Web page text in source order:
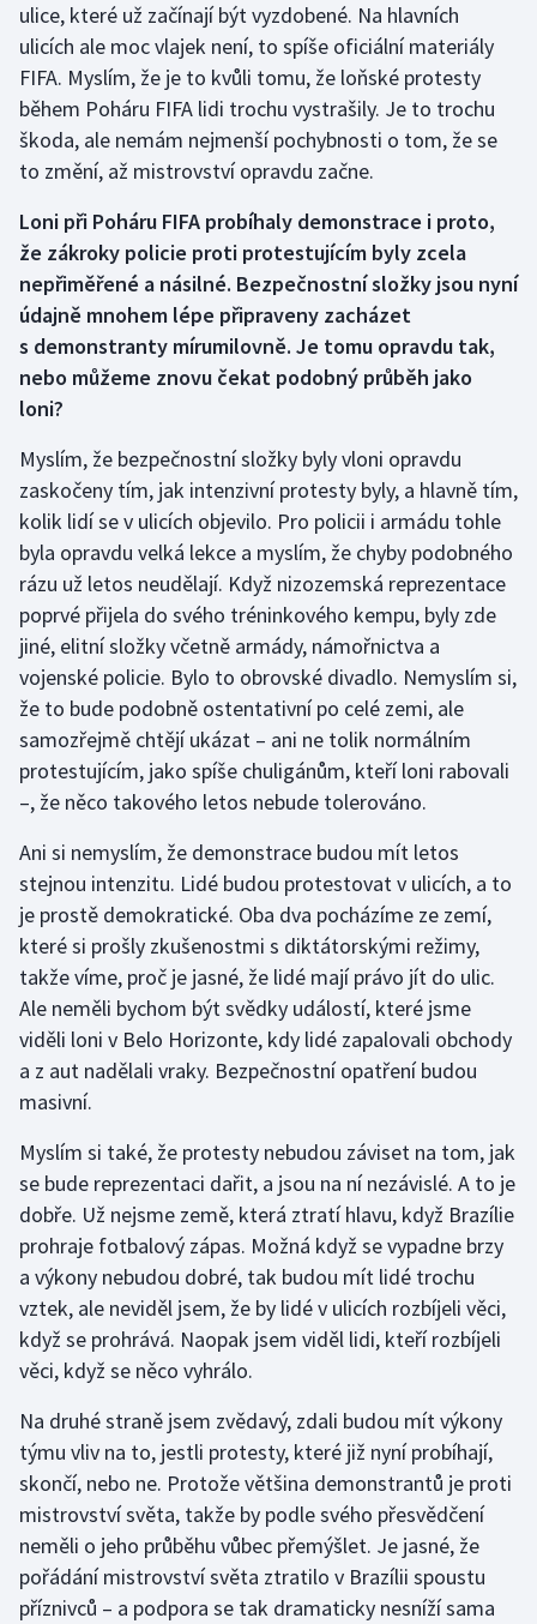
Lezení
Lyže a snowboard
Moderní pětiboj
Motorsport
Olympijské hry
Parasport
Plavání
Plážový volejbal
Ragby
Rychlobruslení
Rychlostní kanoistika
Short track
Sportovní střelba
Stolní tenis
Triatlon
Veslování
Vodní slalom
Volejbal
Ostatní
ulice, které už začínají být vyzdobené. Na hlavních
ulicích ale moc vlajek není, to spíše oficiální materiály
FIFA. Myslím, že je to kvůli tomu, že loňské protesty
během Poháru FIFA lidi trochu vystrašily. Je to trochu
škoda, ale nemám nejmenší pochybnosti o tom, že se
to změní, až mistrovství opravdu začne.
Loni při Poháru FIFA probíhaly demonstrace i proto,
že zákroky policie proti protestujícím byly zcela
nepřiměřené a násilné. Bezpečnostní složky jsou nyní
údajně mnohem lépe připraveny zacházet
s demonstranty mírumilovně. Je tomu opravdu tak,
nebo můžeme znovu čekat podobný průběh jako
loni?
Myslím, že bezpečnostní složky byly vloni opravdu
zaskočeny tím, jak intenzivní protesty byly, a hlavně tím,
kolik lidí se v ulicích objevilo. Pro policii i armádu tohle
byla opravdu velká lekce a myslím, že chyby podobného
rázu už letos neudělají. Když nizozemská reprezentace
poprvé přijela do svého tréninkového kempu, byly zde
jiné, elitní složky včetně armády, námořnictva a
vojenské policie. Bylo to obrovské divadlo. Nemyslím si,
že to bude podobně ostentativní po celé zemi, ale
samozřejmě chtějí ukázat – ani ne tolik normálním
protestujícím, jako spíše chuligánům, kteří loni rabovali
–, že něco takového letos nebude tolerováno.
Ani si nemyslím, že demonstrace budou mít letos
stejnou intenzitu. Lidé budou protestovat v ulicích, a to
je prostě demokratické. Oba dva pocházíme ze zemí,
které si prošly zkušenostmi s diktátorskými režimy,
takže víme, proč je jasné, že lidé mají právo jít do ulic.
Ale neměli bychom být svědky událostí, které jsme
viděli loni v Belo Horizonte, kdy lidé zapalovali obchody
a z aut nadělali vraky. Bezpečnostní opatření budou
masivní.
Myslím si také, že protesty nebudou záviset na tom, jak
se bude reprezentaci dařit, a jsou na ní nezávislé. A to je
dobře. Už nejsme země, která ztratí hlavu, když Brazílie
prohraje fotbalový zápas. Možná když se vypadne brzy
a výkony nebudou dobré, tak budou mít lidé trochu
vztek, ale neviděl jsem, že by lidé v ulicích rozbíjeli věci,
když se prohrává. Naopak jsem viděl lidi, kteří rozbíjeli
věci, když se něco vyhrálo.
Na druhé straně jsem zvědavý, zdali budou mít výkony
týmu vliv na to, jestli protesty, které již nyní probíhají,
skončí, nebo ne. Protože většina demonstrantů je proti
mistrovství světa, takže by podle svého přesvědčení
neměli o jeho průběhu vůbec přemýšlet. Je jasné, že
pořádání mistrovství světa ztratilo v Brazílii spoustu
příznivců – a podpora se tak dramaticky nesníží sama